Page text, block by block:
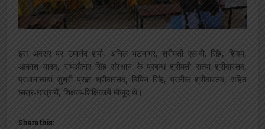
इस अवसर पर उमानंद शर्मा, अनिल भटनागर, श्रीमती एल.बी. सिंह, शिवम,
आकाश यादव, रामऔतार सिंह संस्थान के प्रबन्ध श्रीमती सत्या श्रीवास्तव,
प्रधानाचार्या सुश्री प्रज्ञा श्रीवास्तव, विपिन सिंह, प्रतीक श्रीवास्तव, सहित
छात्र-छात्रायें, शिक्षक-शिक्षिकायें मौजूद थे।
Share this: